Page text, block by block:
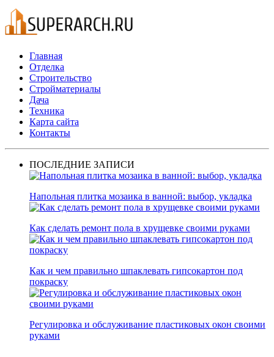
Главная
Отделка
Строительство
Стройматериалы
Дача
Техника
Карта сайта
Контакты
ПОСЛЕДНИЕ ЗАПИСИ
Напольная плитка мозаика в ванной: выбор, укладка
Как сделать ремонт пола в хрущевке своими руками
Как и чем правильно шпаклевать гипсокартон под
покраску
Регулировка и обслуживание пластиковых окон своими
руками